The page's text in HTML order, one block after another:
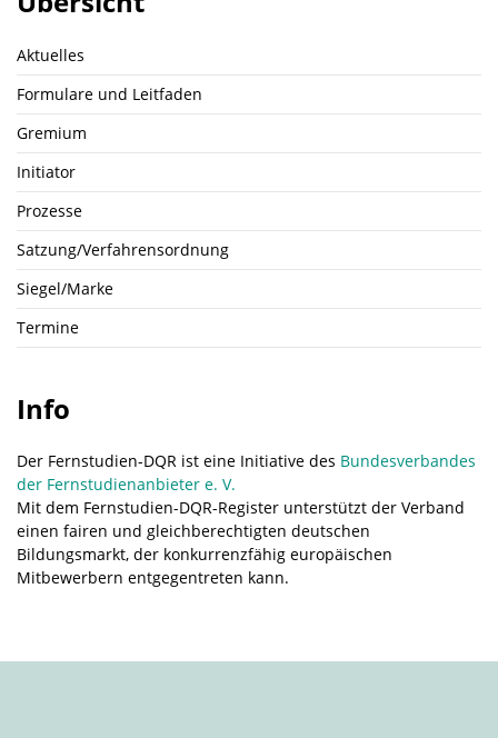
Aktuelles
Formulare und Leitfaden
Gremium
Initiator
Prozesse
Satzung/Verfahrensordnung
Siegel/Marke
Termine
Info
Der Fernstudien-DQR ist eine Initiative des Bundesverbandes
der Fernstudienanbieter e. V.
Mit dem Fernstudien-DQR-Register unterstützt der Verband
einen fairen und gleichberechtigten deutschen
Bildungsmarkt, der konkurrenzfähig europäischen
Mitbewerbern entgegentreten kann.